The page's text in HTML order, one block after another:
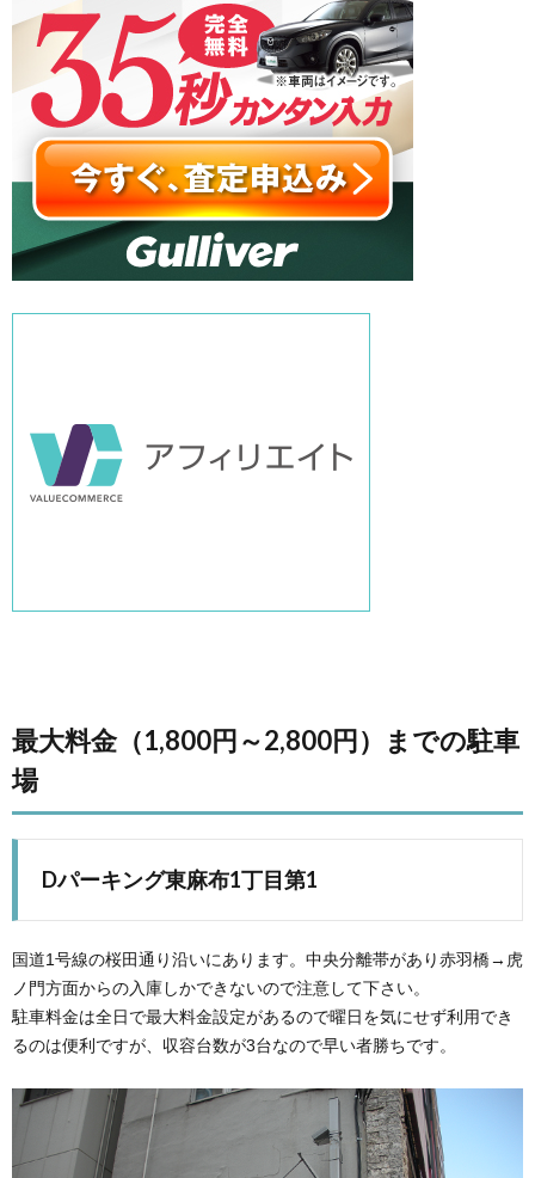
最大料金（1,800円～2,800円）までの駐車
場
Dパーキング東麻布1丁目第1
国道1号線の桜田通り沿いにあります。中央分離帯があり赤羽橋→虎
ノ門方面からの入庫しかできないので注意して下さい。
駐車料金は全日で最大料金設定があるので曜日を気にせず利用でき
るのは便利ですが、収容台数が3台なので早い者勝ちです。